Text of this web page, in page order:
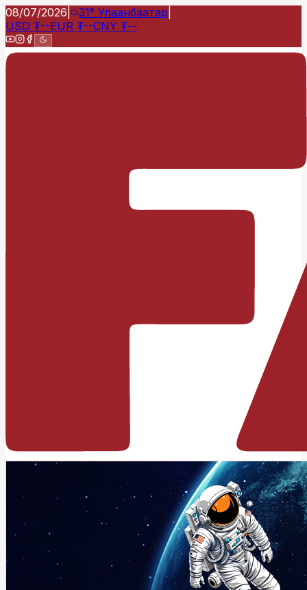
08/07/2026 31° Улаанбаатар
USD ₮--EUR ₮--CNY ₮--